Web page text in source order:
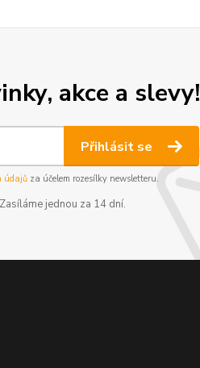
akce a slevy!
Přihlásit se
údajůza účelem rozesílky newsletteru.
jednou za 14 dní.